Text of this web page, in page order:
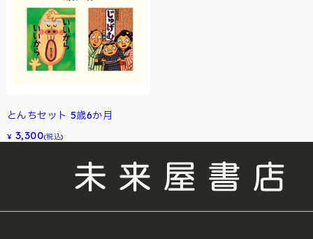
とんちセット 5歳6か月
¥ 3,300(税込)